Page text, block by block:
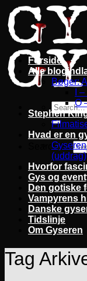
Fortsæt
til
indhold
Search for:
Forside
Alle
Bøger:
I
O
Stephen
Hvad er en
(uddrag)
Hvorfor
Gys og
Den gotiske
Vampyrens
Danske
Tidslinje
Om Gyseren
Tag